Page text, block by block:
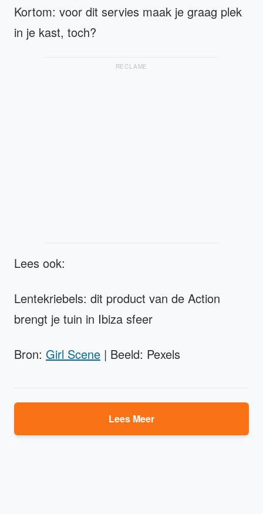
Kortom: voor dit servies maak je graag plek
in je kast, toch?
RECLAME
Lees ook:
Lentekriebels: dit product van de Action
brengt je tuin in Ibiza sfeer
Bron: Girl Scene | Beeld: Pexels
Lees Meer